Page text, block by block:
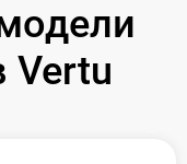
Vertu